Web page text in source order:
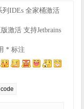
列IDEs 全家桶激活
激活 支持Jetbrains
* 标注